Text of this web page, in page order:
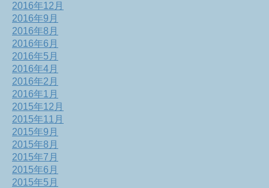
2016年12月
2016年9月
2016年8月
2016年6月
2016年5月
2016年4月
2016年2月
2016年1月
2015年12月
2015年11月
2015年9月
2015年8月
2015年7月
2015年6月
2015年5月